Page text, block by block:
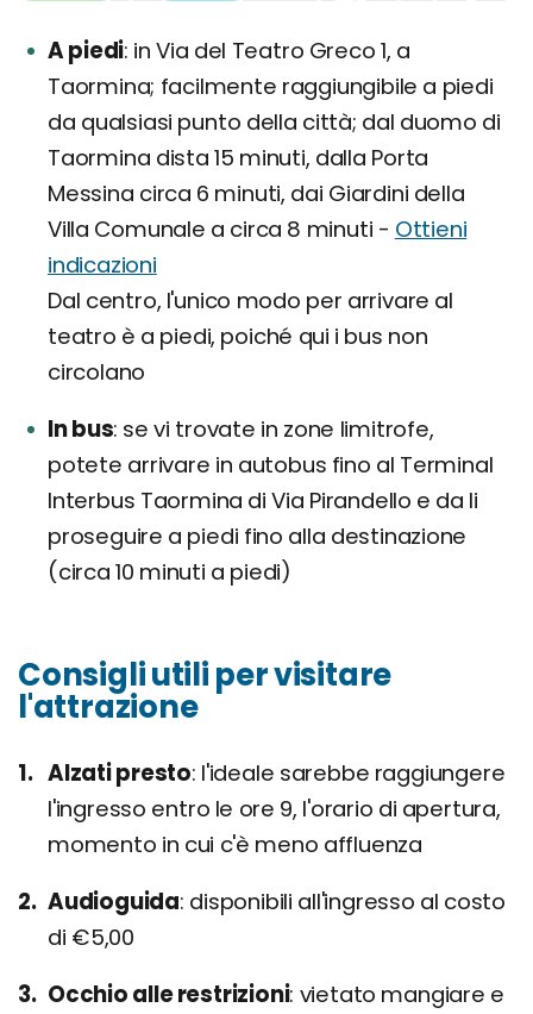
A piedi in Via del Teatro Greco 1, a
Taormina; facilmente raggiungibile a piedi
da qualsiasi punto della città; dal duomo di
Taormina dista 15 minuti, dalla Porta
Messina circa 6 minuti, dai Giardini della
Villa Comunale a circa 8 minuti - Ottieni
indicazioni
Dal centro, l'unico modo per arrivare al
teatro è a piedi, poiché qui i bus non
circolano
In bus se vi trovate in zone limitrofe,
potete arrivare in autobus fino al Terminal
Interbus Taormina di Via Pirandello e da li
proseguire a piedi fino alla destinazione
(circa 10 minuti a piedi)
Consigli utili per visitare
l'attrazione
Alzati presto l'ideale sarebbe raggiungere
l'ingresso entro le ore 9, l'orario di apertura,
momento in cui c'è meno affluenza
Audioguida disponibili all'ingresso al costo
di €5,00
Occhio alle restrizioni vietato mangiare e